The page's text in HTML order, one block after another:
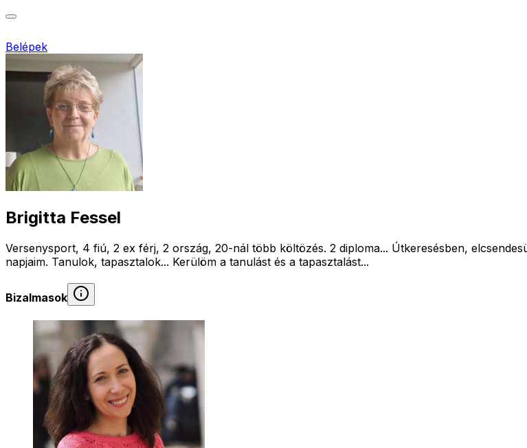
Belépek
Brigitta Fessel
Versenysport, 4 fiú, 2 ex férj, 2 ország, 20-nál több költözés. 2 diploma... Útkeresésben,
napjaim. Tanulok, tapasztalok... Kerülöm a tanulást és a tapasztalást...
Bizalmasok